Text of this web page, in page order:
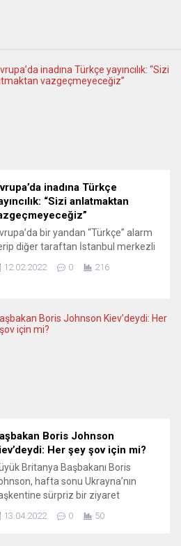
inadına Türkçe
“Sizi anlatmaktan
bir yandan “Türkçe” alarm
diğer taraftan İstanbul merkezli
tam 30 yıldan bu yana yayın
mesajı veriyor. Almanya’da
yılında kurulan ülkenin en köklü
12.02.2022 0 216
Boris Johnson
Her şey şov için mi?
Britanya Başbakanı Boris
hafta sonu Ukrayna’nın
sürpriz bir ziyaret
“ABD’nin uşağı” diyor. Büyük
13.04.2022 0 50